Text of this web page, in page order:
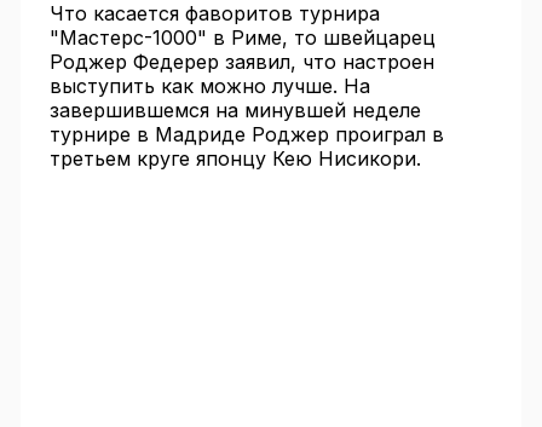
Что касается фаворитов турнира
"Мастерс-1000" в Риме, то швейцарец
Роджер Федерер заявил, что настроен
выступить как можно лучше. На
завершившемся на минувшей неделе
турнире в Мадриде Роджер проиграл в
третьем круге японцу Кею Нисикори.